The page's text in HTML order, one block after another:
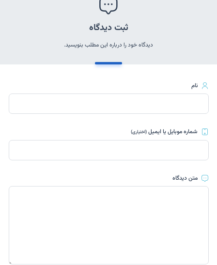
ثبت دیدگاه
دیدگاه خود را درباره این مطلب بنویسید.
نام
شماره موبایل یا ایمیل(اختیاری)
متن دیدگاه